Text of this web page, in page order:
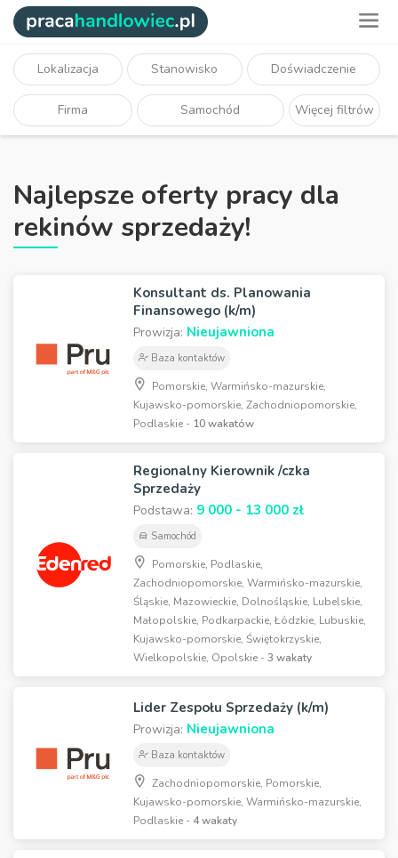
Lokalizacja Stanowisko Doświadczenie
Firma Samochód Więcej filtrów
Najlepsze oferty pracy dla
rekinów sprzedaży!
Konsultant ds. Planowania
Finansowego (k/m)
Prowizja: Nieujawniona
Baza kontaktów
Pomorskie, Warmińsko-mazurskie,
Kujawsko-pomorskie, Zachodniopomorskie,
Podlaskie - 10 wakatów
Regionalny Kierownik /czka
Sprzedaży
Podstawa: 9 000 - 13 000 zł
Samochód
Pomorskie, Podlaskie,
Zachodniopomorskie, Warmińsko-mazurskie,
Śląskie, Mazowieckie, Dolnośląskie, Lubelskie,
Małopolskie, Podkarpackie, Łódzkie, Lubuskie,
Kujawsko-pomorskie, Świętokrzyskie,
Wielkopolskie, Opolskie -3 wakaty
Lider Zespołu Sprzedaży (k/m)
Prowizja: Nieujawniona
Baza kontaktów
Zachodniopomorskie, Pomorskie,
Kujawsko-pomorskie, Warmińsko-mazurskie,
Podlaskie - 4 wakaty